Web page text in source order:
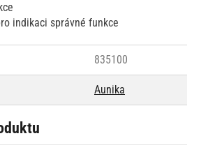
indikaci správné funkce
835100
Aunika